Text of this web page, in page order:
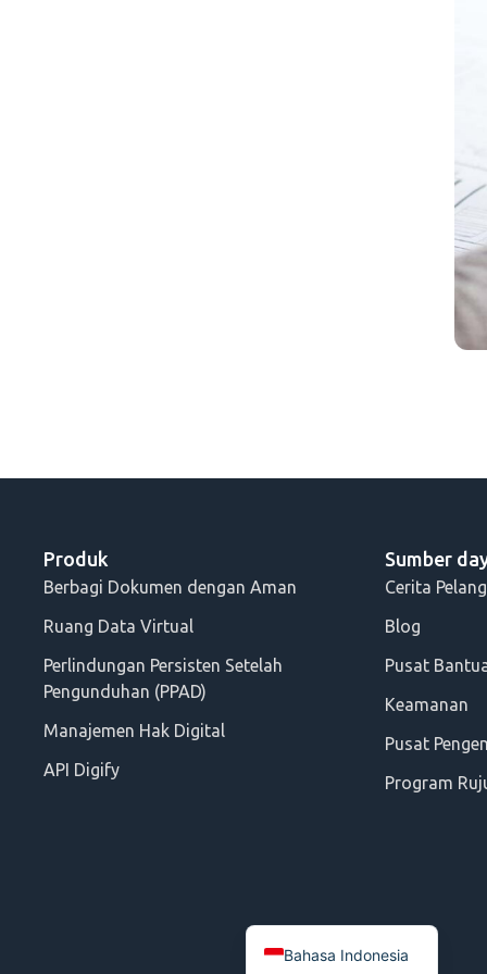
Produk
Berbagi Dokumen dengan Aman
Ruang Data Virtual
Perlindungan Persisten Setelah
Pengunduhan (PPAD)
Manajemen Hak Digital
API Digify
Sumber
Cerita
Blog
Pusat
Keamanan
Pusat
Program
Bahasa Indonesia